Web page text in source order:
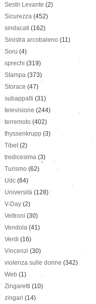
Sestri Levante (2)
Sicurezza (452)
sindacati (162)
Sinistra arcobaleno (11)
Soru (4)
sprechi (319)
Stampa (373)
Storace (47)
subappalti (31)
televisione(244)
terremoto (402)
thyssenkrupp (3)
Tibet(2)
tredicesima (3)
Turismo (62)
Udc (64)
Università (128)
V-Day (2)
Veltroni (30)
Vendola (41)
Verdi (16)
Vincenzi (30)
violenza sulle donne (342)
Web (1)
Zingaretti (10)
zingari (14)